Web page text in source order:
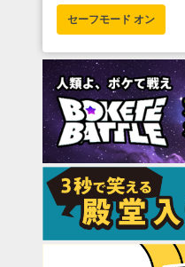
セーフモード オン